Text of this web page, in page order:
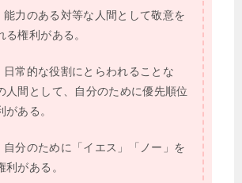
力のある対等な人間として敬意を
る権利がある。
常的な役割にとらわれることな
人間として、自分のために優先順位
がある。
分のために「イエス」「ノー」を
がある。